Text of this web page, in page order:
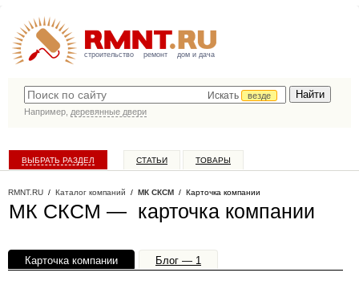
строительство ремонт дом и дача
Искать
везде
Например, деревянные двери
ВЫБРАТЬ РАЗДЕЛ СТАТЬИ ТОВАРЫ
RMNT.RU / Каталог компаний / МК СКСМ / Карточка компании
МК СКСМ — карточка компании
Карточка компании
Блог — 1